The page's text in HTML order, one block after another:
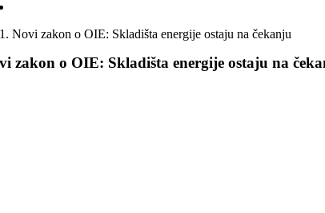
Novi zakon o OIE: Skladišta energije ostaju na čekanju
zakon o OIE: Skladišta energije ostaju na